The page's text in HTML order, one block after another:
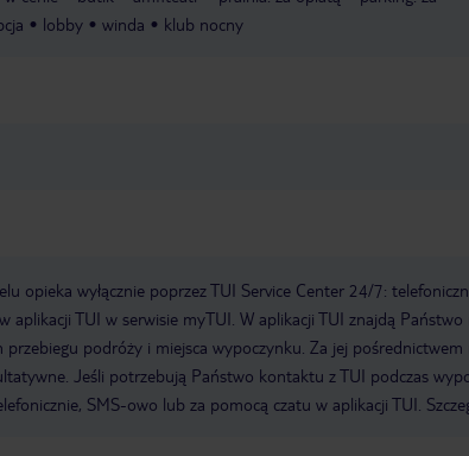
lobby winda klub nocny
opieka wyłącznie poprzez TUI Service Center 24/7:
aplikacji TUI w serwisie myTUI. W aplikacji TUI znajdą
przebiegu podróży i miejsca wypoczynku. Za jej pośrednictwem
Jeśli potrzebują Państwo kontaktu z TUI podczas
SMS-owo lub za pomocą czatu w aplikacji TUI.